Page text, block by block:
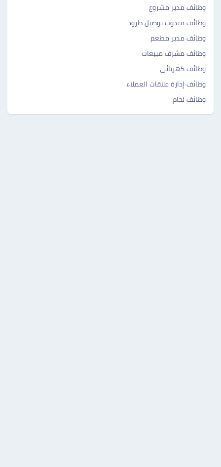
وظائف مدير مشروع
وظائف مندوب توصيل طرود
وظائف مدير مطعم
وظائف مشرف مبيعات
وظائف كهربائى
وظائف إدارة علاقات العملاء
وظائف لحام